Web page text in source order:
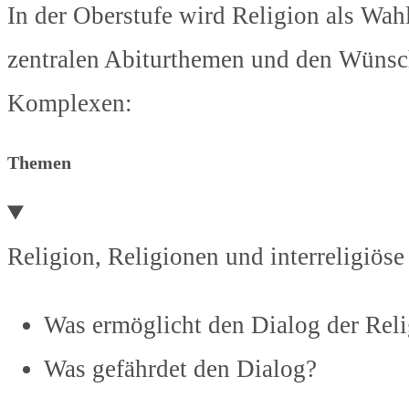
In der Oberstufe wird Religion als
zentralen Abiturthemen und den
Komplexen:
Themen
Religion, Religionen und interreligiöse
Was ermöglicht den Dialog der
Was gefährdet den Dialog?